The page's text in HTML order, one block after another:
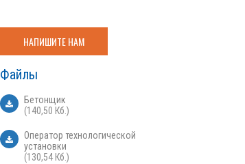
НАПИШИТЕ НАМ
Файлы
Бетонщик
(140,50 Кб.)
Оператор технологической
установки
(130,54 Кб.)